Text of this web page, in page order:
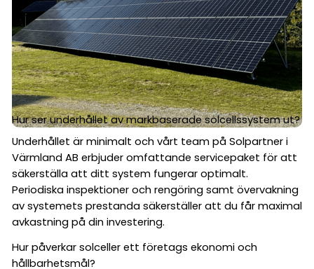
Hur ser underhållet av markbaserade solcellssystem ut?
Underhållet är minimalt och vårt team på Solpartner i
Värmland AB erbjuder omfattande servicepaket för att
säkerställa att ditt system fungerar optimalt.
Periodiska inspektioner och rengöring samt övervakning
av systemets prestanda säkerställer att du får maximal
avkastning på din investering.
Hur påverkar solceller ett företags ekonomi och
hållbarhetsmål?